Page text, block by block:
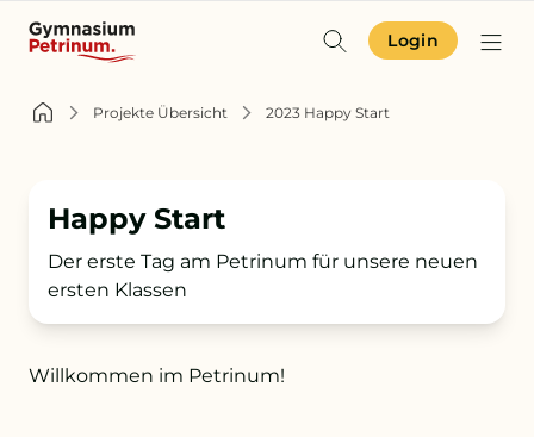
Identität & Angebot
Schulgemeinschaft
Orientierung
Login
Projekte Übersicht 2023 Happy Start
Happy Start
Der erste Tag am Petrinum für unsere neuen
ersten Klassen
Willkommen im Petrinum!